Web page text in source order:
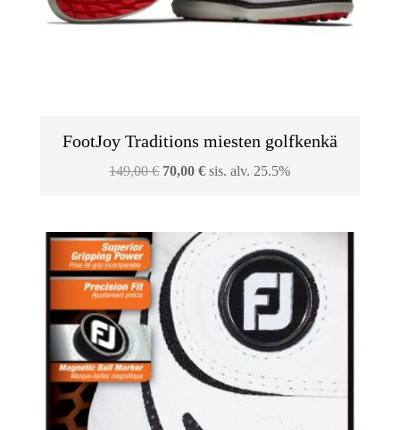
FootJoy Traditions miesten golfkenkä
149,00€ Alkuperäinen
149,00 €.
70,00€Nykyinen
70,00 €.
sis. alv. 25.5%